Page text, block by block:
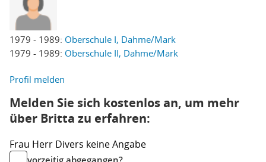
1979 - 1989: Oberschule I, Dahme/Mark
1979 - 1989: Oberschule II, Dahme/Mark
Profil melden
Melden Sie sich kostenlos an, um mehr
über Britta zu erfahren:
Frau Herr Divers keine Angabe
vorzeitig abgegangen?